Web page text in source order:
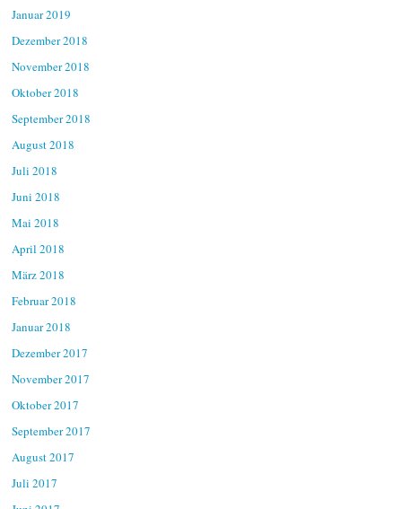
Januar 2019
Dezember 2018
November 2018
Oktober 2018
September 2018
August 2018
Juli 2018
Juni 2018
Mai 2018
April 2018
März 2018
Februar 2018
Januar 2018
Dezember 2017
November 2017
Oktober 2017
September 2017
August 2017
Juli 2017